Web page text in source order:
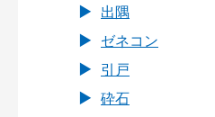
出隅
ゼネコン
引戸
砕石